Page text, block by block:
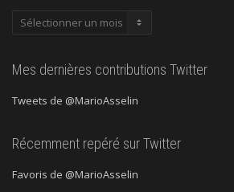
Publications
Mes dernières contributions Twitter
Tweets de @MarioAsselin
Récemment repéré sur Twitter
Favoris de @MarioAsselin